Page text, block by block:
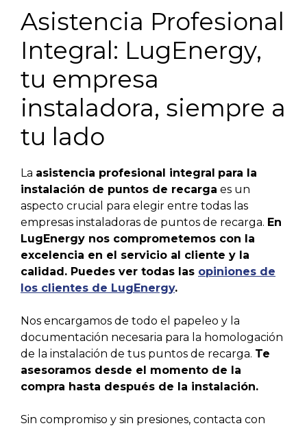
Asistencia Profesional
Integral: LugEnergy,
tu empresa
instaladora, siempre a
tu lado
La asistencia profesional integral para la
instalación de puntos de recarga es un
aspecto crucial para elegir entre todas las
empresas instaladoras de puntos de recarga. En
LugEnergy nos comprometemos con la
excelencia en el servicio al cliente y la
calidad. Puedes ver todas las opiniones de
los clientes de LugEnergy.
Nos encargamos de todo el papeleo y la
documentación necesaria para la homologación
de la instalación de tus puntos de recarga. Te
asesoramos desde el momento de la
compra hasta después de la instalación.
Sin compromiso y sin presiones, contacta con